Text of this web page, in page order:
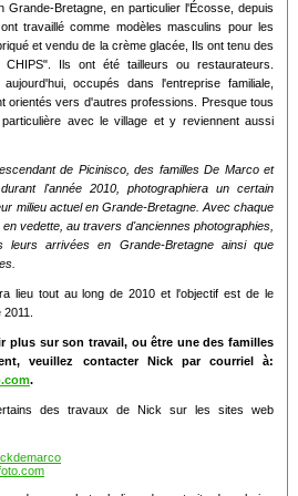
Grande-Bretagne, en particulier l'Écosse, depuis
travaillé comme modèles masculins pour les
et vendu de la crème glacée, Ils ont tenu des
Ils ont été tailleurs ou restaurateurs.
occupés dans l'entreprise familiale,
orientés vers d'autres professions. Presque tous
avec le village et y reviennent aussi
de Picinisco, des familles De Marco et
l'année 2010, photographiera un certain
milieu actuel en Grande-Bretagne. Avec chaque
vedette, au travers d'anciennes photographies,
leurs arrivées en Grande-Bretagne ainsi que
lieu tout au long de 2010 et l'objectif est de le
plus sur son travail, ou être une des familles
veuillez contacter Nick par courriel à:
.
des travaux de Nick sur les sites web